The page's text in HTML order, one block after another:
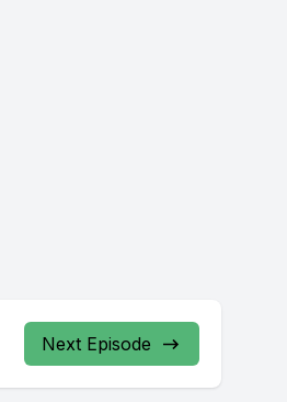
Next Episode